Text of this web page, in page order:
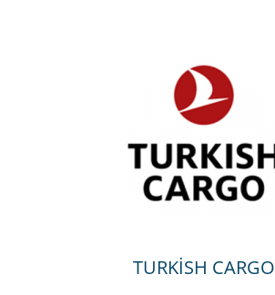
TURKISH CARGO